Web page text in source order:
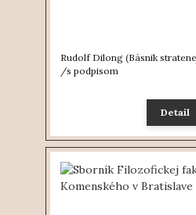
Rudolf Dilong (Básnik
/s podpisom
Detail